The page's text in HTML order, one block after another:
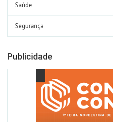
Saúde
Segurança
Publicidade